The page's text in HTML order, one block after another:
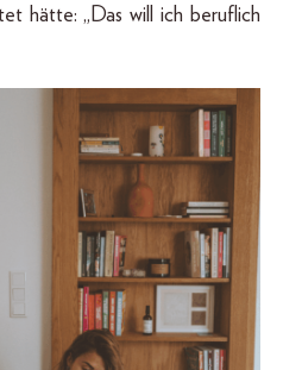
hätte: „Das will ich beruflich